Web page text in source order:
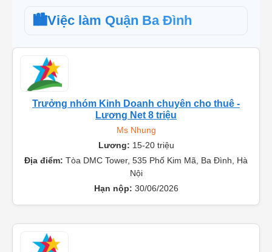
🏙️Việc làm Quận Ba Đình
Trưởng nhóm Kinh Doanh chuyên cho thuê -
Lương Net 8 triệu
Ms Nhung
Lương: 15-20 triệu
Địa điểm: Tòa DMC Tower, 535 Phố Kim Mã, Ba Đình, Hà
Nội
Hạn nộp: 30/06/2026